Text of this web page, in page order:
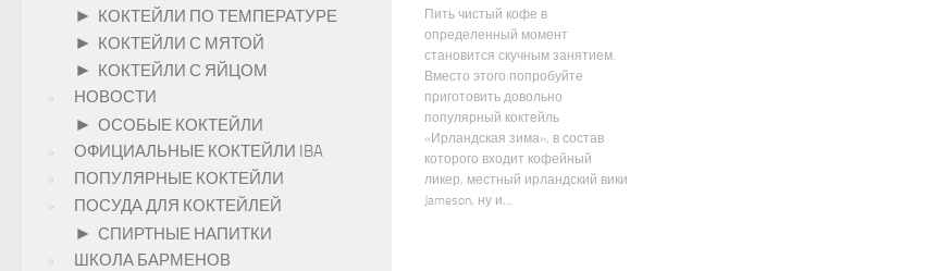
Пить чистый кофе в
определенный момент
становится скучным занятием.
Вместо этого попробуйте
приготовить довольно
популярный коктейль
«Ирландская зима», в состав
которого входит кофейный
ликер, местный ирландский вики
Jameson, ну и,...
► КОКТЕЙЛИ ПО ТЕМПЕРАТУРЕ
► КОКТЕЙЛИ С МЯТОЙ
► КОКТЕЙЛИ С ЯЙЦОМ
НОВОСТИ
► ОСОБЫЕ КОКТЕЙЛИ
ОФИЦИАЛЬНЫЕ КОКТЕЙЛИ IBA
ПОПУЛЯРНЫЕ КОКТЕЙЛИ
ПОСУДА ДЛЯ КОКТЕЙЛЕЙ
► СПИРТНЫЕ НАПИТКИ
ШКОЛА БАРМЕНОВ